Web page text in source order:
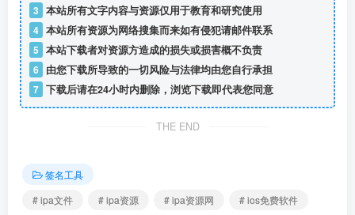
3 本站所有文字内容与资源仅用于教育和研究使用
4 本站所有资源为网络搜集而来如有侵犯请邮件联系
5 本站下载者对资源方造成的损失或损害概不负责
6 由您下载所导致的一切风险与法律均由您自行承担
7 下载后请在24小时内删除，浏览下载即代表您同意
THE END
签名工具
# ipa文件
# ipa资源 # ipa资源网
# ios免费软件